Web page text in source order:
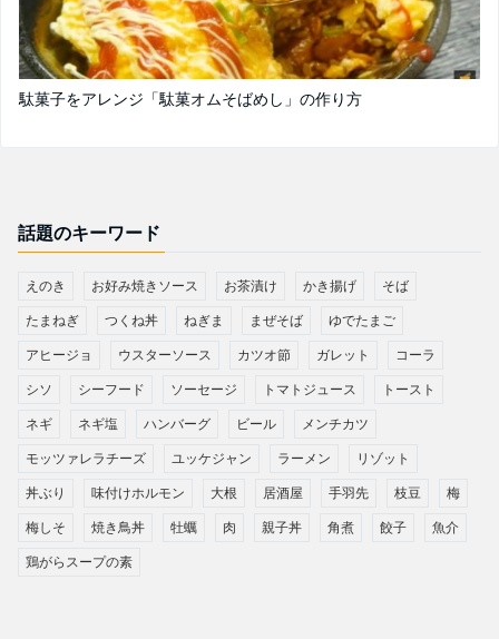
駄菓子をアレンジ「駄菓オムそばめし」の作り方
話題のキーワード
えのき お好み焼きソース お茶漬け かき揚げ そば
たまねぎ つくね丼 ねぎま まぜそば ゆでたまご
アヒージョ ウスターソース カツオ節 ガレット コーラ
シソ シーフード ソーセージ トマトジュース トースト
ネギ ネギ塩 ハンバーグ ビール メンチカツ
モッツァレラチーズ ユッケジャン ラーメン リゾット
丼ぶり 味付けホルモン 大根 居酒屋 手羽先 枝豆 梅
梅しそ 焼き鳥丼 牡蠣 肉 親子丼 角煮 餃子 魚介
鶏がらスープの素